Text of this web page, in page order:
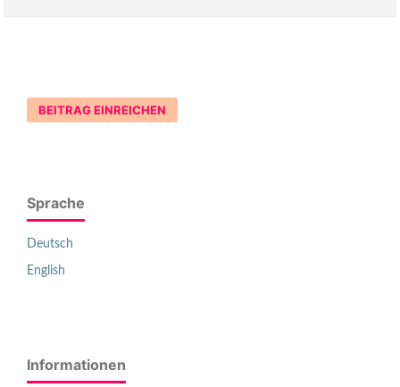
BEITRAG EINREICHEN
Sprache
Deutsch
English
Informationen